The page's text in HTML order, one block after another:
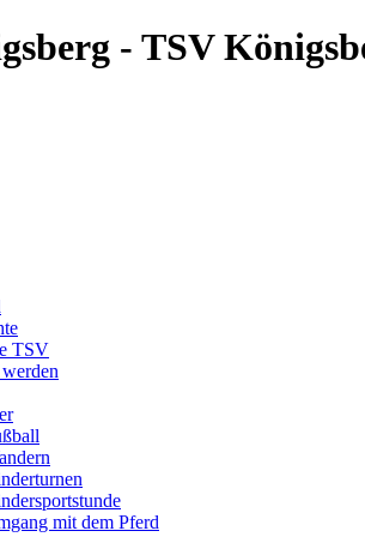
- TSV
TSV
mit dem Pferd